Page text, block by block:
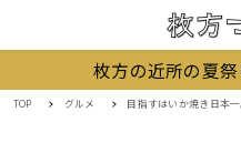
枚方の近所の夏
TOP グルメ 目指すはいか焼き日本一。「いか